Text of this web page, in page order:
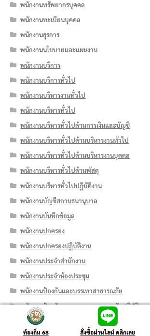
พนักงานทรัพยากรบุคคล
พนักงานทะเบียนบุคคล
พนักงานธุรการ
พนักงานนโยบายและแผนงาน
พนักงานบริการ
พนักงานบริการทั่วไป
พนักงานบริหารงานทั่วไป
พนักงานบริหารทั่วไป
พนักงานบริหารทั่วไปด้านการเงินและบัญชี
พนักงานบริหารทั่วไปด้านบริหารงานทั่วไป
พนักงานบริหารทั่วไปด้านบริหารงานบุคคล
พนักงานบริหารทั่วไปด้านพัสดุ
พนักงานบริหารทั่วไปปฏิบัติงาน
พนักงานบัญชีสถานธนานุบาล
พนักงานบันทึกข้อมูล
พนักงานปกครอง
พนักงานปกครองปฏิบัติงาน
พนักงานประจำสำนักงาน
พนักงานประจำห้องประชุม
พนักงานป้องกันและบรรเทาสาธารณภัย
พนักงานป้องกันและบรรเทาสาธารณภัยปฏิบัติงาน
พนักงานพัสดุ
ท้องถิ่น 68 สั่งซื้อผ่านไลน์ คลิกเลย